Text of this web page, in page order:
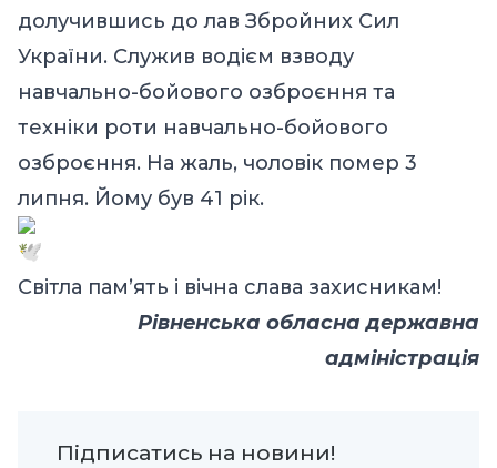
долучившись до лав Збройних Сил
України. Служив водієм взводу
навчально-бойового озброєння та
техніки роти навчально-бойового
озброєння. На жаль, чоловік помер 3
липня. Йому був 41 рік.
Світла памʼять і вічна слава захисникам!
Рівненська обласна державна
адміністрація
Підписатись на новини!